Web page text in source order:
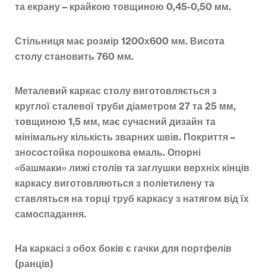
та екрану – крайкою товщиною 0,45-0,50 мм.
Стільниця має розмір 1200х600 мм. Висота
столу становить 760 мм.
Металевий каркас столу виготовляється з
круглої сталевої труби діаметром 27 та 25 мм,
товщиною 1,5 мм, має сучасний дизайн та
мінімальну кількість зварних швів. Покриття –
зносостойка порошкова емаль. Опорні
«башмаки» лижі столів та заглушки верхніх кінців
каркасу виготовляються з поліетилену та
ставляться на торці труб каркасу з натягом від їх
самоспадання.
На каркасі з обох боків є гачки для портфелів
(ранців)